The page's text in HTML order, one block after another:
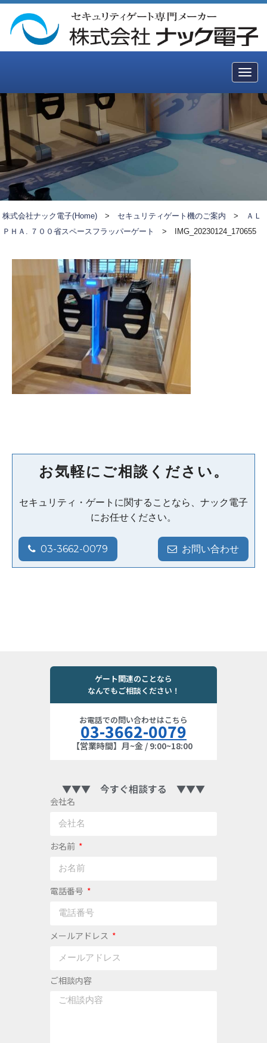
株式会社ナック電子(Home) > セキュリティゲート機のご案内 >
ＡＬ
ＰＨＡ. ７００省スペースフラッパーゲート
> IMG_20230124_170655
お気軽にご相談ください。
セキュリティ・ゲートに関することなら、ナック電子
にお任せください。
03-3662-0079 お問い合わせ
ゲート関連のことなら
なんでもご相談ください！
お電話での問い合わせはこちら
03-3662-0079
【営業時間】月~金 / 9:00~18:00
▼▼▼ 今すぐ相談する ▼▼▼
会社名
お名前
電話番号
メールアドレス
ご相談内容